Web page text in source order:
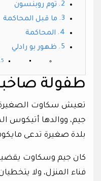
توم روبنسون
ما قبل المحاكمة
المحاكمة
ظهور بو رادلي
طفولة
تعيش سكاوت
جيم، ووالدها أتيكوس
بلدة صغيرة تدعى
كان جيم وسكاوت
فناء المنزل، ولا